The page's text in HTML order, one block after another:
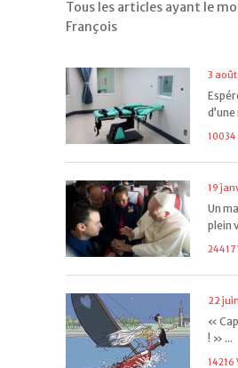
Tous les articles ayant le
François
3
d’une
10034
19
Un
plein
24417
22
«
! » ...
14216